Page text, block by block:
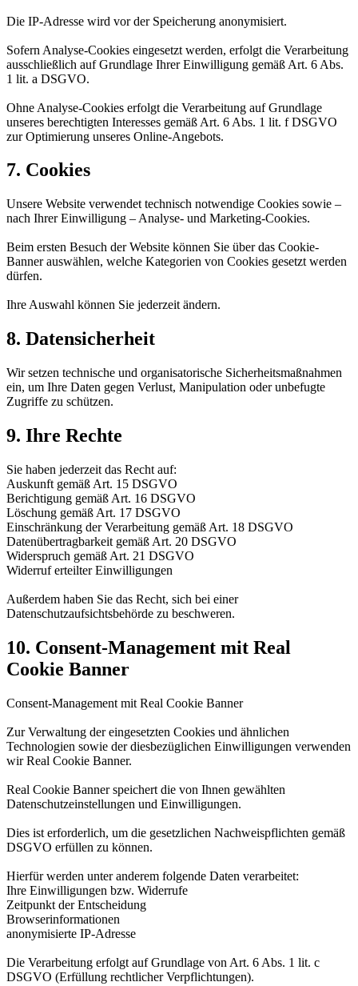
Die IP-Adresse wird vor der Speicherung anonymisiert.
Sofern Analyse-Cookies eingesetzt werden, erfolgt die Verarbeitung
ausschließlich auf Grundlage Ihrer Einwilligung gemäß Art. 6 Abs.
1 lit. a DSGVO.
Ohne Analyse-Cookies erfolgt die Verarbeitung auf Grundlage
unseres berechtigten Interesses gemäß Art. 6 Abs. 1 lit. f DSGVO
zur Optimierung unseres Online-Angebots.
7. Cookies
Unsere Website verwendet technisch notwendige Cookies sowie –
nach Ihrer Einwilligung – Analyse- und Marketing-Cookies.
Beim ersten Besuch der Website können Sie über das Cookie-
Banner auswählen, welche Kategorien von Cookies gesetzt werden
dürfen.
Ihre Auswahl können Sie jederzeit ändern.
8. Datensicherheit
Wir setzen technische und organisatorische Sicherheitsmaßnahmen
ein, um Ihre Daten gegen Verlust, Manipulation oder unbefugte
Zugriffe zu schützen.
9. Ihre Rechte
Sie haben jederzeit das Recht auf:
Auskunft gemäß Art. 15 DSGVO
Berichtigung gemäß Art. 16 DSGVO
Löschung gemäß Art. 17 DSGVO
Einschränkung der Verarbeitung gemäß Art. 18 DSGVO
Datenübertragbarkeit gemäß Art. 20 DSGVO
Widerspruch gemäß Art. 21 DSGVO
Widerruf erteilter Einwilligungen
Außerdem haben Sie das Recht, sich bei einer
Datenschutzaufsichtsbehörde zu beschweren.
10. Consent-Management mit Real
Cookie Banner
Consent-Management mit Real Cookie Banner
Zur Verwaltung der eingesetzten Cookies und ähnlichen
Technologien sowie der diesbezüglichen Einwilligungen verwenden
wir Real Cookie Banner.
Real Cookie Banner speichert die von Ihnen gewählten
Datenschutzeinstellungen und Einwilligungen.
Dies ist erforderlich, um die gesetzlichen Nachweispflichten gemäß
DSGVO erfüllen zu können.
Hierfür werden unter anderem folgende Daten verarbeitet:
Ihre Einwilligungen bzw. Widerrufe
Zeitpunkt der Entscheidung
Browserinformationen
anonymisierte IP-Adresse
Die Verarbeitung erfolgt auf Grundlage von Art. 6 Abs. 1 lit. c
DSGVO (Erfüllung rechtlicher Verpflichtungen).